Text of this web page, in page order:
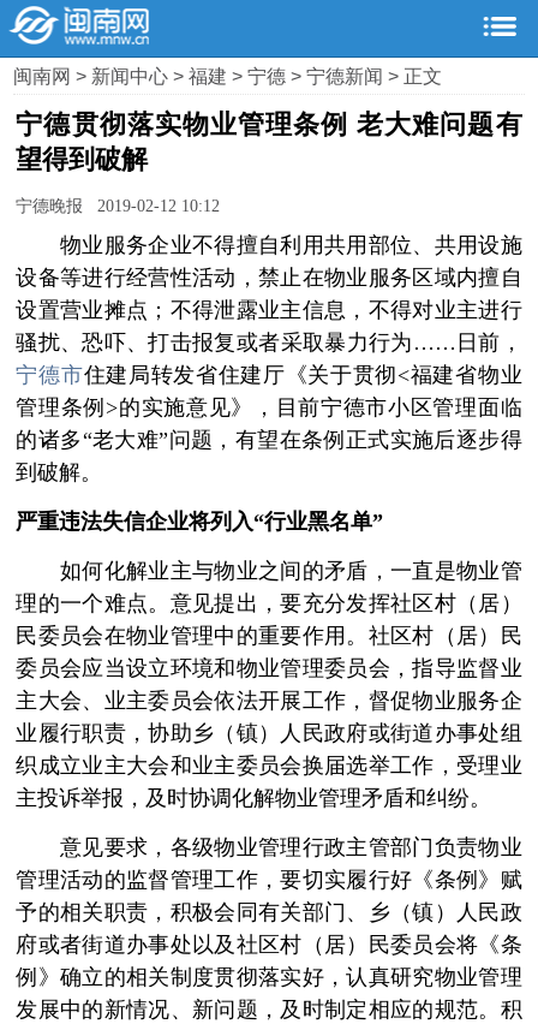
闽南网> 新闻中心>福建>宁德>宁德新闻> 正文
宁德贯彻落实物业管理条例 老大难问题有
望得到破解
宁德晚报 2019-02-12 10:12
物业服务企业不得擅自利用共用部位、共用设施
设备等进行经营性活动，禁止在物业服务区域内擅自
设置营业摊点；不得泄露业主信息，不得对业主进行
骚扰、恐吓、打击报复或者采取暴力行为……日前，
宁德市住建局转发省住建厅《关于贯彻<福建省物业
管理条例>的实施意见》，目前宁德市小区管理面临
的诸多“老大难”问题，有望在条例正式实施后逐步得
到破解。
严重违法失信企业将列入“行业黑名单”
如何化解业主与物业之间的矛盾，一直是物业管
理的一个难点。意见提出，要充分发挥社区村（居）
民委员会在物业管理中的重要作用。社区村（居）民
委员会应当设立环境和物业管理委员会，指导监督业
主大会、业主委员会依法开展工作，督促物业服务企
业履行职责，协助乡（镇）人民政府或街道办事处组
织成立业主大会和业主委员会换届选举工作，受理业
主投诉举报，及时协调化解物业管理矛盾和纠纷。
意见要求，各级物业管理行政主管部门负责物业
管理活动的监督管理工作，要切实履行好《条例》赋
予的相关职责，积极会同有关部门、乡（镇）人民政
府或者街道办事处以及社区村（居）民委员会将《条
例》确立的相关制度贯彻落实好，认真研究物业管理
发展中的新情况、新问题，及时制定相应的规范。积